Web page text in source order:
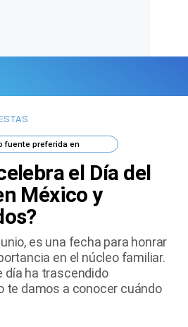
fuente preferida en
el Día del
México y
es una fecha para honrar
en el núcleo familiar.
día ha trascendido
te damos a conocer cuándo